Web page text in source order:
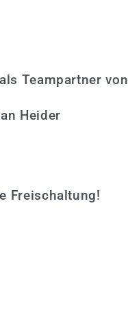
als Teampartner von
Heider
Freischaltung!